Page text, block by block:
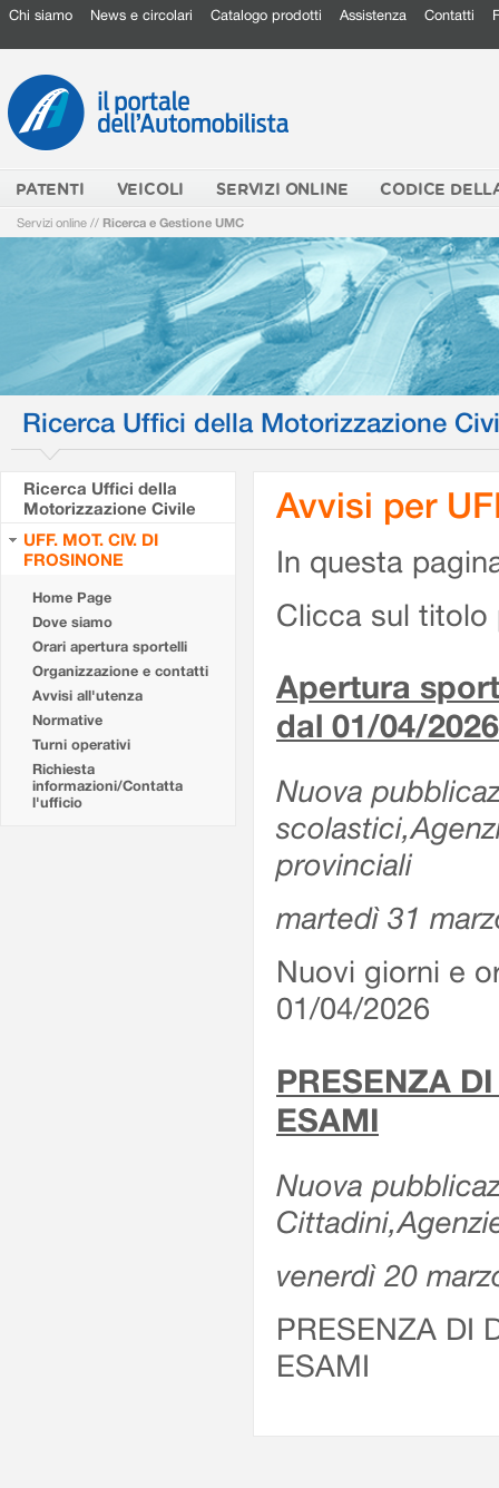
Chi siamo News e circolari Catalogo prodotti Assistenza Contatti
PATENTI VEICOLI SERVIZI ONLINE CODICE
Servizi online // Ricerca e Gestione UMC
Ricerca Uffici della Motorizzazione
Ricerca Uffici della
Motorizzazione Civile
UFF. MOT. CIV. DI
FROSINONE
Home Page
Dove siamo
Orari apertura sportelli
Organizzazione e contatti
Avvisi all'utenza
Normative
Turni operativi
Richiesta
informazioni/Contatta
l'ufficio
Avvisi per
In questa
Clicca sul titolo
Apertura
dal 01/04/2026
Nuova
provinciali
martedì 31
Nuovi giorni e
01/04/2026
PRESENZA
ESAMI
Nuova
venerdì 20
PRESENZA DI
ESAMI